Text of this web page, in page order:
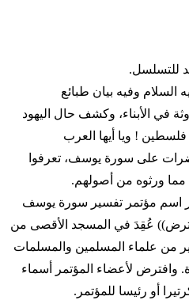
للتسلسل.
وفيه بيان طبائع
في الأبناء، وكشف حال اليهود
! ويا أيها العرب
على سورة يوسف، تعرفوا
مما ورثوه من أصولهم.
اسم مؤتمر تفسير سورة يوسف
عُقِدَ في المسجد الأقصى من
من علماء المسلمين والمسلمات
وافترض لأعضاء المؤتمر أسماء
أو رئيسا للمؤتمر.